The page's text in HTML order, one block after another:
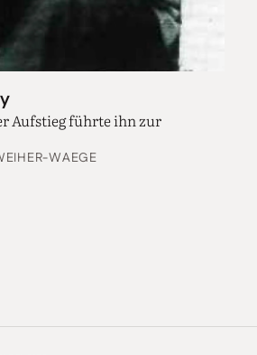
Aufstieg führte ihn zur
WAEGE